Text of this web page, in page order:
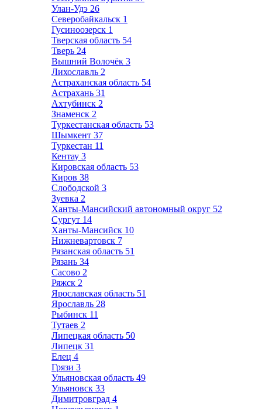
Улан-Удэ 26
Северобайкальск 1
Гусиноозерск 1
Тверская область 54
Тверь 24
Вышний Волочёк 3
Лихославль 2
Астраханская область 54
Астрахань 31
Ахтубинск 2
Знаменск 2
Туркестанская область 53
Шымкент 37
Туркестан 11
Кентау 3
Кировская область 53
Киров 38
Слободской 3
Зуевка 2
Ханты-Мансийский автономный округ 52
Сургут 14
Ханты-Мансийск 10
Нижневартовск 7
Рязанская область 51
Рязань 34
Сасово 2
Ряжск 2
Ярославская область 51
Ярославль 28
Рыбинск 11
Тутаев 2
Липецкая область 50
Липецк 31
Елец 4
Грязи 3
Ульяновская область 49
Ульяновск 33
Димитровград 4